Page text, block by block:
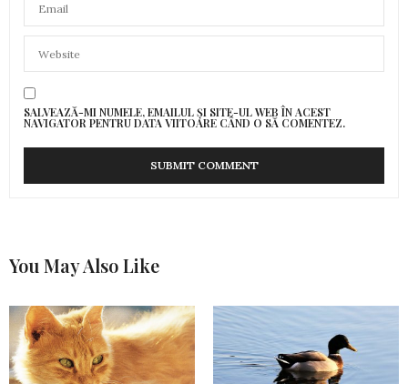
SALVEAZĂ-MI NUMELE, EMAILUL ȘI SITE-UL WEB ÎN ACEST
NAVIGATOR PENTRU DATA VIITOARE CÂND O SĂ COMENTEZ.
You May Also Like